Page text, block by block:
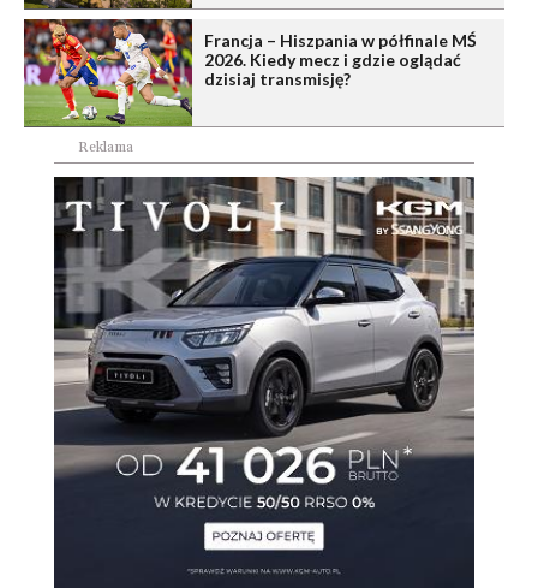
Francja – Hiszpania w półfinale MŚ
2026. Kiedy mecz i gdzie oglądać
dzisiaj transmisję?
Reklama